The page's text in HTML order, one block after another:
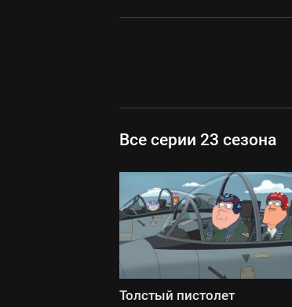
Все серии 23 сезона
Толстый пистолет